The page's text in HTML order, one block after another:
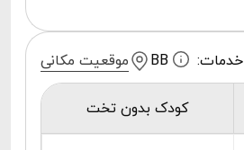
خدمات: BB موقعیت مکانی
کودک بدون تخت